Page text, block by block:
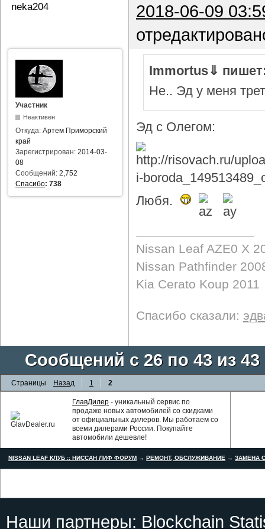
neka204
2018-06-09
Участник
Неактивен
Откуда: Артем Приморский
край
Зарегистрирован: 2014-03-
08
Сообщений: 2,752
Спасибо: 738
Immortus⇓
Не.. Эд у меня
Эд с Олегом:
Любя.
Nissan Leaf AZE0 X
Nissan Pathfinder
Kia Cerato Koup 2011
Спасибо сказали:
Сообщений с 26 по 43 из 43
Страницы Назад 1 2
ГлавДилер - уникальный сервис по
продаже новых автомобилей со скидками
от официальных дилеров. Мы работаем со
всеми дилерами России. Покупайте
автомобили дешевле!
NISSAN LEAF КЛУБ :: НИССАН ЛИФ ФОРУМ →РЕМОНТ, ОБСЛУЖИВАНИЕ →ЗАМЕНА
Наши партнеры: Blockchain